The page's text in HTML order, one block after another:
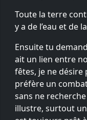
Toute la terre
y a de l’eau et de
Ensuite tu
ait un lien entre
fêtes, je ne désire
préfère un
sans ne
illustre, surtout